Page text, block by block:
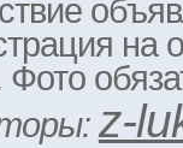
на
z-